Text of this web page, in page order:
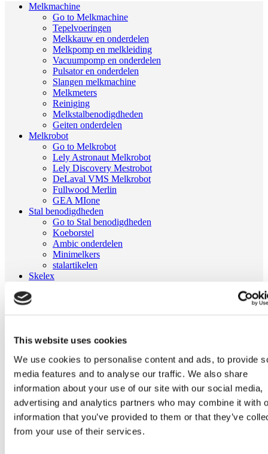
This website uses cookies
We use cookies to personalise content and ads, to provide
media features and to analyse our traffic. We also share
information about your use of our site with our social media,
advertising and analytics partners who may combine it with
information that you’ve provided to them or that they’ve
from your use of their services.
Melkmachine
Go to Melkmachine
Tepelvoeringen
Melkkauw en onderdelen
Melkpomp en melkleiding
Vacuumpomp en onderdelen
Pulsator en onderdelen
Slangen melkmachine
Melkmeters
Reiniging
Melkstalbenodigdheden
Geiten onderdelen
Melkrobot
Go to Melkrobot
Lely Astronaut Melkrobot
Lely Discovery Mestrobot
DeLaval VMS Melkrobot
Fullwood Merlin
GEA MIone
Stal benodigdheden
Go to Stal benodigdheden
Koeborstel
Ambic onderdelen
Minimelkers
stalartikelen
Skelex
Home
Melkmachine